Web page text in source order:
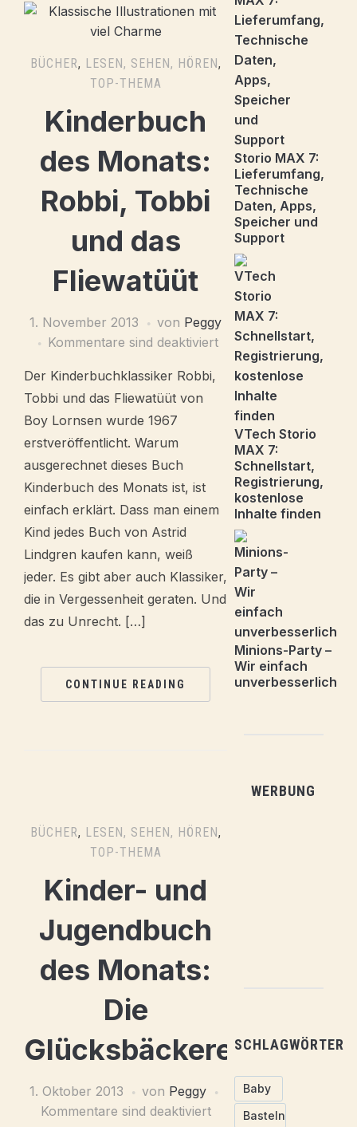
BÜCHER, LESEN, SEHEN, HÖREN,
TOP-THEMA
Kinderbuch
des Monats:
Robbi, Tobbi
und das
Fliewatüüt
1. November 2013 von Peggy
Kommentare sind deaktiviert
Der Kinderbuchklassiker Robbi,
Tobbi und das Fliewatüüt von
Boy Lornsen wurde 1967
erstveröffentlicht. Warum
ausgerechnet dieses Buch
Kinderbuch des Monats ist, ist
einfach erklärt. Dass man einem
Kind jedes Buch von Astrid
Lindgren kaufen kann, weiß
jeder. Es gibt aber auch Klassiker,
die in Vergessenheit geraten. Und
das zu Unrecht. […]
CONTINUE READING
BÜCHER, LESEN, SEHEN, HÖREN,
TOP-THEMA
Kinder- und
Jugendbuch
des Monats:
Die
Glücksbäckerei
1. Oktober 2013 von Peggy
Kommentare sind deaktiviert
Storio MAX 7:
Lieferumfang,
Technische
Daten, Apps,
Speicher und
Support
VTech Storio
MAX 7:
Schnellstart,
Registrierung,
kostenlose
Inhalte finden
Minions-Party –
Wir einfach
unverbesserlich
WERBUNG
SCHLAGWÖRTER
Baby
Basteln